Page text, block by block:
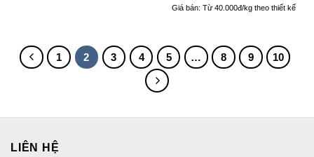
Giá bán: Từ 40.000đ/kg theo thiết kế
1 2 3 4 5 … 8 9 10
LIÊN HỆ